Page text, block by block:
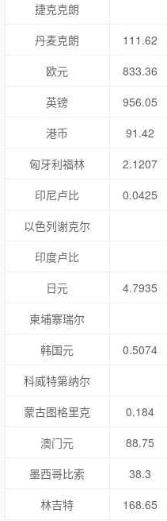
捷克克朗
丹麦克朗
111.62
欧元
833.36
英镑
956.05
港币
91.42
匈牙利福林
2.1207
印尼卢比
0.0425
以色列谢克尔
印度卢比
日元
4.7935
柬埔寨瑞尔
韩国元
0.5074
科威特第纳尔
蒙古图格里克
0.184
澳门元
88.75
墨西哥比索
38.3
林吉特
168.65